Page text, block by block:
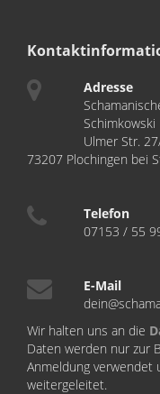
Adresse
Schimkowski
Ulmer Str.
73207 Plochingen bei
Telefon
07153 / 55
E-Mail
Wir halten uns an die
Daten werden nur zur
Anmeldung verwendet
weitergeleitet.